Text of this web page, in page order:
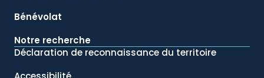
Bénévolat
Notre recherche
Déclaration de reconnaissance du territoire